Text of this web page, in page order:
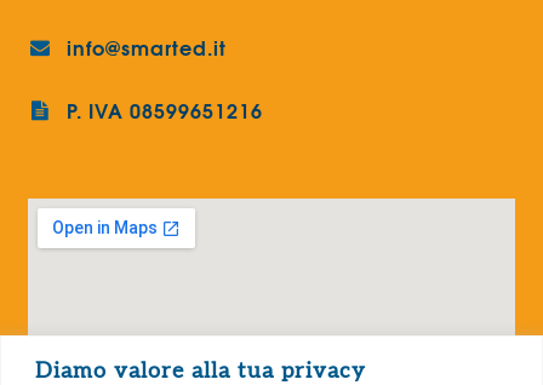
Diamo valore alla tua privacy
info@smarted.it
P. IVA 08599651216